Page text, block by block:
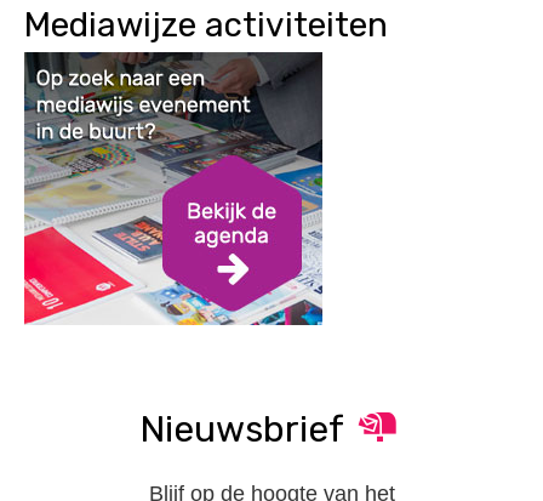
Mediawijze activiteiten
Nieuwsbrief
Blijf op de hoogte van het